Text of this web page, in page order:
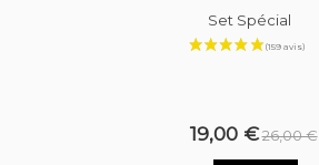
Set Spécial
19,00 €26,00 €